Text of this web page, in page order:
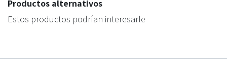
Productos alternativos
Estos productos podrían interesarle